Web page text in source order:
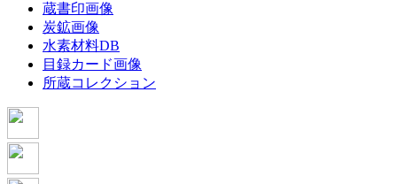
蔵書印画像
炭鉱画像
水素材料DB
目録カード画像
所蔵コレクション